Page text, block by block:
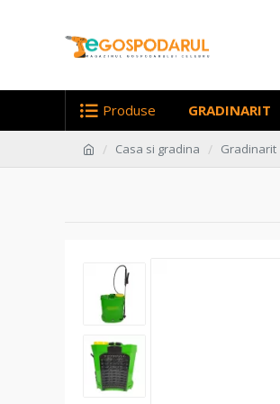
Produse GRADINARIT
Casa si gradina Gradinarit